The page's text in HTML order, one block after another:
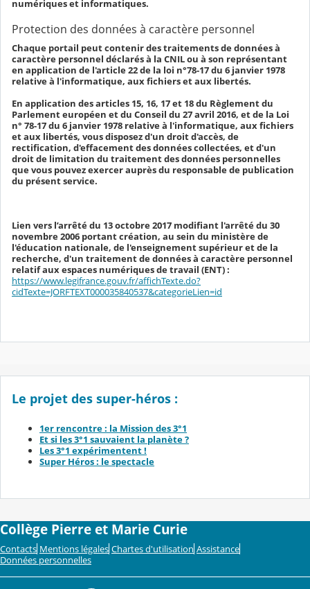
numériques et informatiques.
Protection des données à caractère personnel
Chaque portail peut contenir des traitements de données à
caractère personnel déclarés à la CNIL ou à son représentant
en application de l'article 22 de la loi n°78-17 du 6 janvier 1978
relative à l'informatique, aux fichiers et aux libertés.
En application des articles 15, 16, 17 et 18 du Règlement du
Parlement européen et du Conseil du 27 avril 2016, et de la Loi
n° 78-17 du 6 janvier 1978 relative à l'informatique, aux fichiers
et aux libertés, vous disposez d'un droit d'accès, de
rectification, d'effacement des données collectées, et d'un
droit de limitation du traitement des données personnelles
que vous pouvez exercer auprès du responsable de publication
du présent service.
Lien vers l’arrêté du 13 octobre 2017 modifiant l'arrêté du 30
novembre 2006 portant création, au sein du ministère de
l'éducation nationale, de l'enseignement supérieur et de la
recherche, d'un traitement de données à caractère personnel
relatif aux espaces numériques de travail (ENT) :
https://www.legifrance.gouv.fr/affichTexte.do?
cidTexte=JORFTEXT000035840537&categorieLien=id
Le projet des super-héros :
1er rencontre : la Mission des 3°1
Et si les 3°1 sauvaient la planète ?
Les 3°1 expérimentent !
Super Héros : le spectacle
Collège Pierre et Marie Curie
Contacts Mentions légales Chartes d'utilisation Assistance
Données personnelles